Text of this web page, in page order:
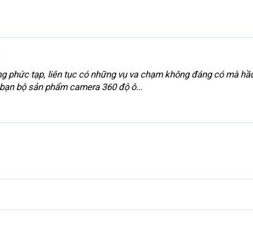
phức tạp, liên tục có những vụ va chạm không đáng có mà
bộ sản phẩm camera 360 độ ô...